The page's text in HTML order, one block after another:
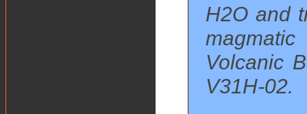
H2O and
Volcanic
V31H-02.